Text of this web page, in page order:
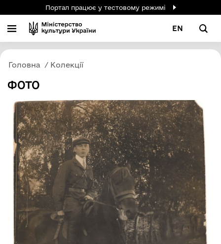
Портал працює у тестовому режимі
EN
Головна Колекції
ФОТО